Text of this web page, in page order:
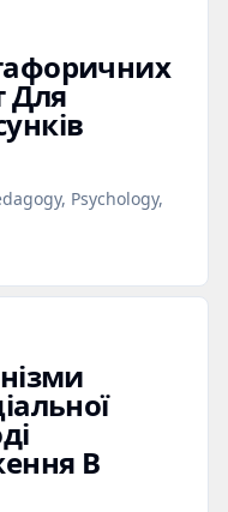
Для
Psychology,
В